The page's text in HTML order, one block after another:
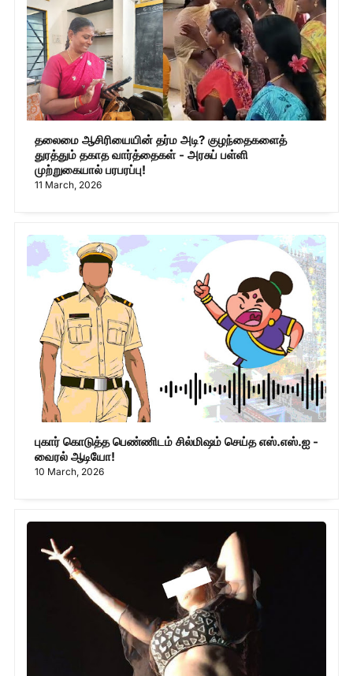
தலைமை ஆசிரியையின் தர்ம அடி? குழந்தைகளைத்
துரத்தும் தகாத வார்த்தைகள் - அரசுப் பள்ளி
முற்றுகையால் பரபரப்பு!
11 March, 2026
புகார் கொடுத்த பெண்ணிடம் சில்மிஷம் செய்த எஸ்.எஸ்.ஐ -
வைரல் ஆடியோ!
10 March, 2026